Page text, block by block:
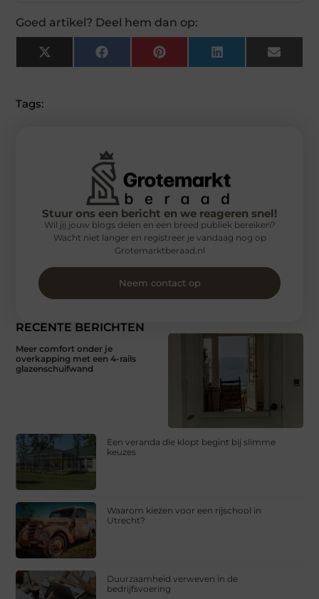
Goed artikel? Deel hem dan op:
X
(Twitter)
FacebookPinterest LinkedIn Email
Tags:
RECENTE BERICHTEN
Meer comfort onder je
overkapping met een 4-rails
glazenschuifwand
Een veranda die klopt begint bij slimme
keuzes
Waarom kiezen voor een rijschool in
Utrecht?
Duurzaamheid verweven in de
bedrijfsvoering
Stuur ons een bericht en we reageren snel!
Wil jij jouw blogs delen en een breed publiek bereiken?
Wacht niet langer en registreer je vandaag nog op
Grotemarktberaad.nl
Neem contact op